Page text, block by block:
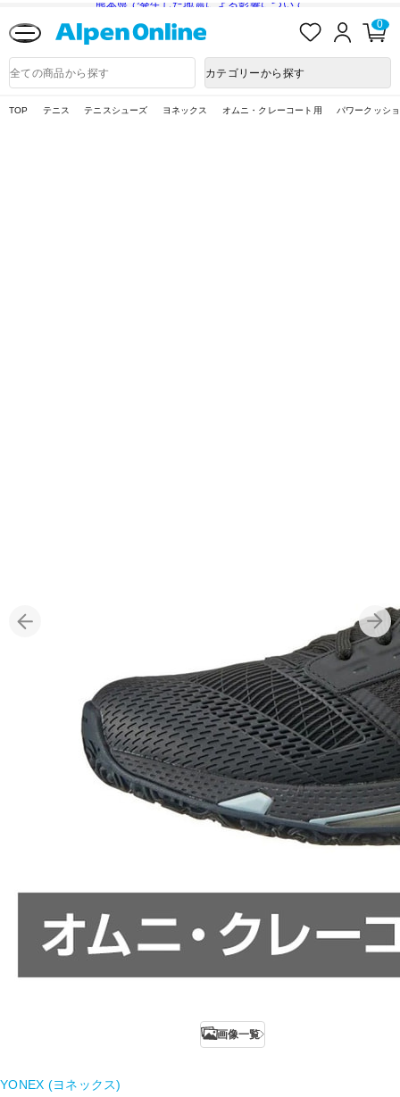
熊本県で発生した地震による影響について
入
ロ
ン
0
品
検
カテゴリーから探す
TOP テニス テニスシューズ ヨネックス オムニ・クレーコート用 パワークッシ
画像一覧
YONEX (ヨネックス)